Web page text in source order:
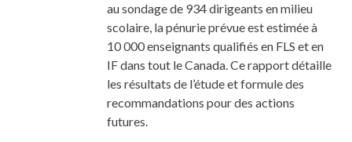
au sondage de 934 dirigeants en milieu
scolaire, la pénurie prévue est estimée à
10 000 enseignants qualifiés en FLS et en
IF dans tout le Canada. Ce rapport détaille
les résultats de l’étude et formule des
recommandations pour des actions
futures.